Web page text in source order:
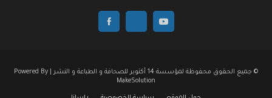
© جميع الحقوق محفوظة لمؤسسة 14 أكتوبر للصحافة و الطباعة و النشر | Powered By
MakeSolution